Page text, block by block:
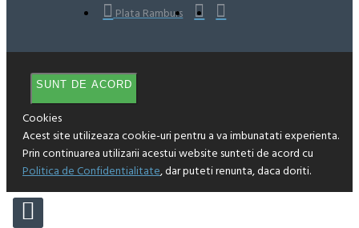
Plata Ramburs
SUNT DE ACORD
Cookies
Acest site utilizeaza cookie-uri pentru a va imbunatati experienta.
Prin continuarea utilizarii acestui website sunteti de acord cu
Politica de Confidentialitate, dar puteti renunta, daca doriti.